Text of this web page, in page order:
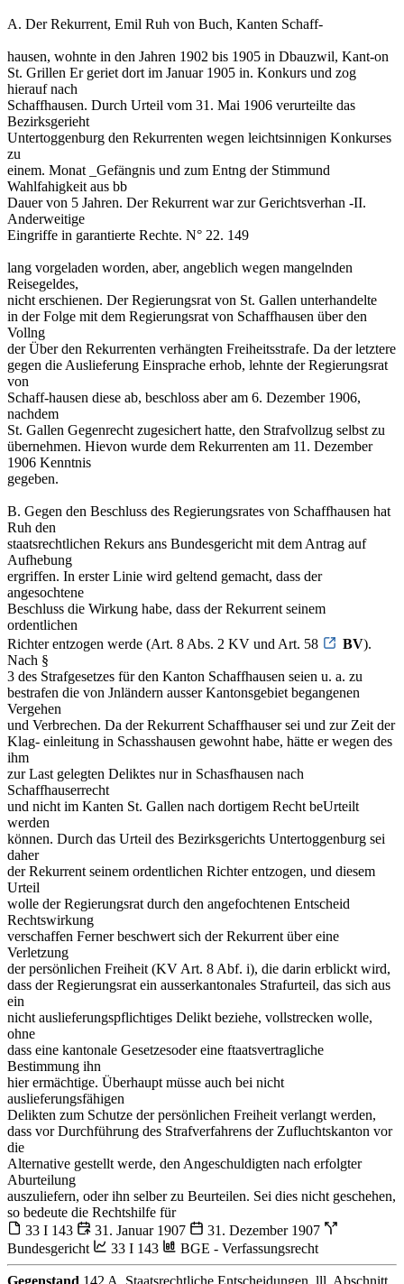
A. Der Rekurrent, Emil Ruh von Buch, Kanten Schaff-
hausen, wohnte in den Jahren 1902 bis 1905 in Dbauzwil, Kant-on
St. Grillen Er geriet dort im Januar 1905 in. Konkurs und zog
hierauf nach
Schaffhausen. Durch Urteil vom 31. Mai 1906 verurteilte das
Bezirksgerieht
Untertoggenburg den Rekurrenten wegen leichtsinnigen Konkurses
zu
einem. Monat _Gefängnis und zum Entng der Stimmund
Wahlfahigkeit aus bb
Dauer von 5 Jahren. Der Rekurrent war zur Gerichtsverhan -II.
Anderweitige
Eingriffe in garantierte Rechte. N° 22. 149
lang vorgeladen worden, aber, angeblich wegen mangelnden
Reisegeldes,
nicht erschienen. Der Regierungsrat von St. Gallen unterhandelte
in der Folge mit dem Regierungsrat von Schaffhausen über den
Vollng
der Über den Rekurrenten verhängten Freiheitsstrafe. Da der letztere
gegen die Auslieferung Einsprache erhob, lehnte der Regierungsrat
von
Schaff-hausen diese ab, beschloss aber am 6. Dezember 1906,
nachdem
St. Gallen Gegenrecht zugesichert hatte, den Strafvollzug selbst zu
übernehmen. Hievon wurde dem Rekurrenten am 11. Dezember
1906 Kenntnis
gegeben.
B. Gegen den Beschluss des Regierungsrates von Schaffhausen hat
Ruh den
staatsrechtlichen Rekurs ans Bundesgericht mit dem Antrag auf
Aufhebung
ergriffen. In erster Linie wird geltend gemacht, dass der
angesochtene
Beschluss die Wirkung habe, dass der Rekurrent seinem
ordentlichen
Richter entzogen werde (Art. 8 Abs. 2 KV und Art. 58
BV).
Nach §
3 des Strafgesetzes für den Kanton Schaffhausen seien u. a. zu
bestrafen die von Jnländern ausser Kantonsgebiet begangenen
Vergehen
und Verbrechen. Da der Rekurrent Schaffhauser sei und zur Zeit der
Klag- einleitung in Schasshausen gewohnt habe, hätte er wegen des
ihm
zur Last gelegten Deliktes nur in Schasfhausen nach
Schaffhauserrecht
und nicht im Kanten St. Gallen nach dortigem Recht beUrteilt
werden
können. Durch das Urteil des Bezirksgerichts Untertoggenburg sei
daher
der Rekurrent seinem ordentlichen Richter entzogen, und diesem
Urteil
wolle der Regierungsrat durch den angefochtenen Entscheid
Rechtswirkung
verschaffen Ferner beschwert sich der Rekurrent über eine
Verletzung
der persönlichen Freiheit (KV Art. 8 Abf. i), die darin erblickt wird,
dass der Regierungsrat ein ausserkantonales Strafurteil, das sich aus
ein
nicht auslieferungspflichtiges Delikt beziehe, vollstrecken wolle,
ohne
dass eine kantonale Gesetzesoder eine ftaatsvertragliche
Bestimmung ihn
hier ermächtige. Überhaupt müsse auch bei nicht
auslieferungsfähigen
Delikten zum Schutze der persönlichen Freiheit verlangt werden,
dass vor Durchführung des Strafverfahrens der Zufluchtskanton vor
die
Alternative gestellt werde, den Angeschuldigten nach erfolgter
Aburteilung
auszuliefern, oder ihn selber zu Beurteilen. Sei dies nicht geschehen,
so bedeute die Rechtshilfe für
33 I 143
31. Januar 1907
31. Dezember 1907
Bundesgericht
33 I 143 BGE - Verfassungsrecht
Gegenstand 142 A. Staatsrechtliche Entscheidungen. lll. Abschnitt.